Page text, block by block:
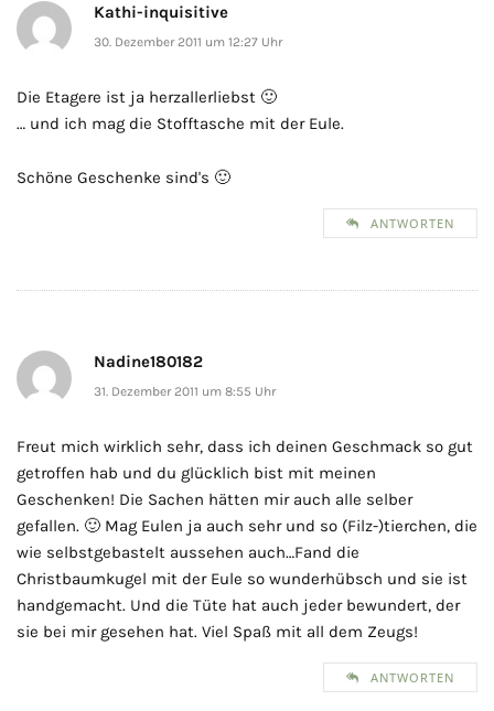
Kathi-inquisitive
30. Dezember 2011 um 12:27 Uhr
Die Etagere ist ja herzallerliebst 🙂
… und ich mag die Stofftasche mit der Eule.
Schöne Geschenke sind's 🙂
ANTWORTEN
Nadine180182
31. Dezember 2011 um 8:55 Uhr
Freut mich wirklich sehr, dass ich deinen Geschmack so gut
getroffen hab und du glücklich bist mit meinen
Geschenken! Die Sachen hätten mir auch alle selber
gefallen. 🙂 Mag Eulen ja auch sehr und so (Filz-)tierchen, die
wie selbstgebastelt aussehen auch…Fand die
Christbaumkugel mit der Eule so wunderhübsch und sie ist
handgemacht. Und die Tüte hat auch jeder bewundert, der
sie bei mir gesehen hat. Viel Spaß mit all dem Zeugs!
ANTWORTEN